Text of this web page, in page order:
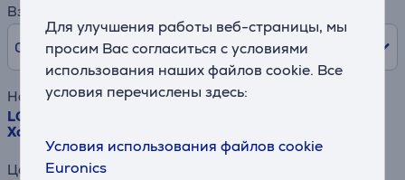
Для улучшения работы веб-страницы, мы
просим Вас согласиться с условиями
использования наших файлов cookie. Все
условия перечислены здесь:
Условия использования файлов cookie
Euronics
Взнос
0% /0 €
Наименование товара
LG, NoFrost, 375 л, высота 203 см, cеребристый -
Холодильник
Цена